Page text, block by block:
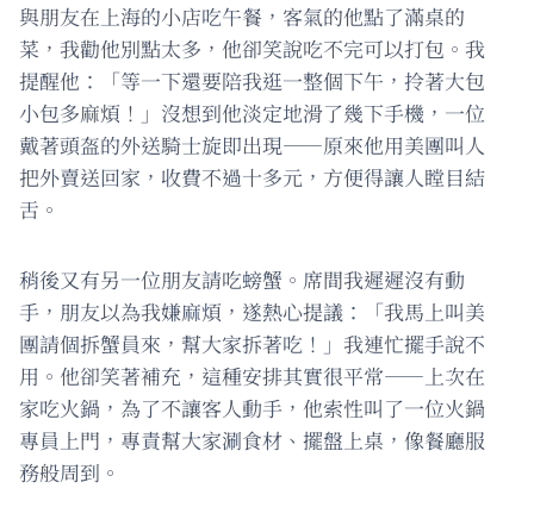
與朋友在上海的小店吃午餐，客氣的他點了滿桌的
菜，我勸他別點太多，他卻笑說吃不完可以打包。我
提醒他：「等一下還要陪我逛一整個下午，拎著大包
小包多麻煩！」沒想到他淡定地滑了幾下手機，一位
戴著頭盔的外送騎士旋即出現——原來他用美團叫人
把外賣送回家，收費不過十多元，方便得讓人瞠目結
舌。
稍後又有另一位朋友請吃螃蟹。席間我遲遲沒有動
手，朋友以為我嫌麻煩，遂熱心提議：「我馬上叫美
團請個拆蟹員來，幫大家拆著吃！」我連忙擺手說不
用。他卻笑著補充，這種安排其實很平常——上次在
家吃火鍋，為了不讓客人動手，他索性叫了一位火鍋
專員上門，專責幫大家涮食材、擺盤上桌，像餐廳服
務般周到。